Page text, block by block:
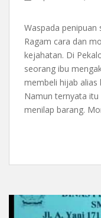
Waspada penipuan
Ragam cara dan
kejahatan. Di
seorang ibu
membeli hijab alias
Namun ternyata
menilap barang.